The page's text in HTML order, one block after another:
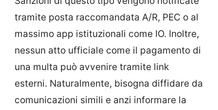
tramite posta raccomandata A/R, PEC o al
massimo app istituzionali come IO. Inoltre,
nessun atto ufficiale come il pagamento di
una multa può avvenire tramite link
esterni. Naturalmente, bisogna diffidare da
comunicazioni simili e anzi informare la